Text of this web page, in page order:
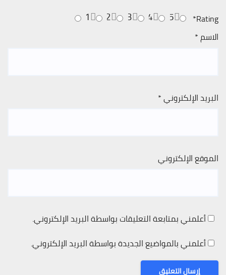
Rating
*
5
4
3
2
1
الاسم*
البريد الإلكتروني*
الموقع الإلكتروني
أعلمني بمتابعة التعليقات بواسطة البريد الإلكتروني.
أعلمني بالمواضيع الجديدة بواسطة البريد الإلكتروني.